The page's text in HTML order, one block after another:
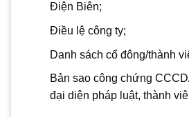
Điện Biên;
Điều lệ công ty;
Danh sách cổ đông/thành
Bản sao công chứng
đại diện pháp luật, thành